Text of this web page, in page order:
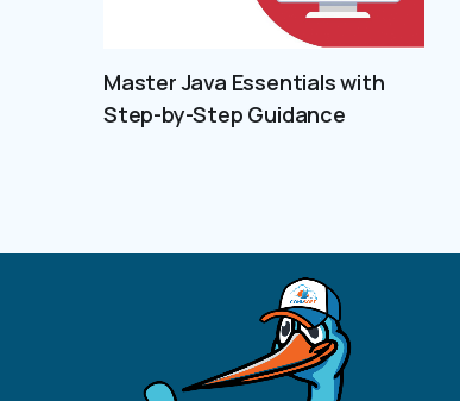
Master Java Essentials with
Step-by-Step Guidance